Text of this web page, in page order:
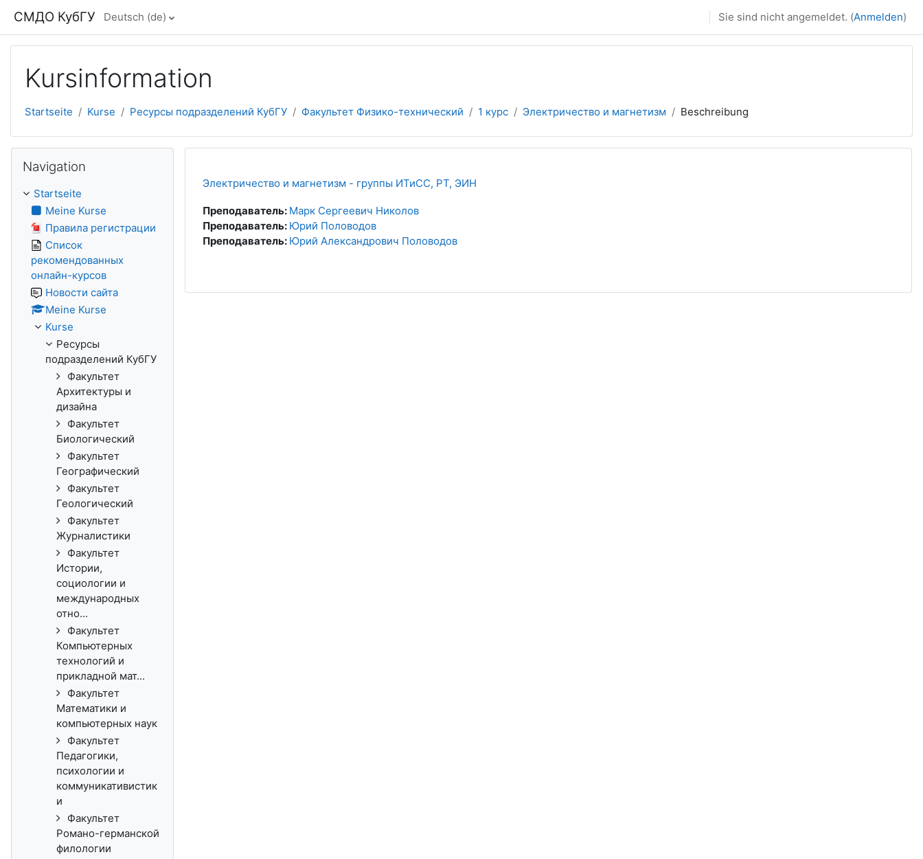
СМДО КубГУ Deutsch ‎(de)‎ Sie sind nicht angemeldet. (Anmelden)
Kursinformation
Startseite Kurse Ресурсы подразделений КубГУ Факультет Физико-технический 1 курс Электричество и магнетизм Beschreibung
Электричество и магнетизм - группы ИТиСС, РТ, ЭИН
Преподаватель: Марк Сергеевич Николов
Преподаватель: Юрий Половодов
Преподаватель: Юрий Александрович Половодов
Navigation
Startseite
Meine Kurse
Правила регистрации
Список
рекомендованных
онлайн-курсов
Новости сайта
Meine Kurse
Kurse
Ресурсы
подразделений КубГУ
Факультет
Архитектуры и
дизайна
Факультет
Биологический
Факультет
Географический
Факультет
Геологический
Факультет
Журналистики
Факультет
Истории,
социологии и
международных
отно...
Факультет
Компьютерных
технологий и
прикладной мат...
Факультет
Математики и
компьютерных наук
Факультет
Педагогики,
психологии и
коммуникативистик
и
Факультет
Романо-германской
филологии